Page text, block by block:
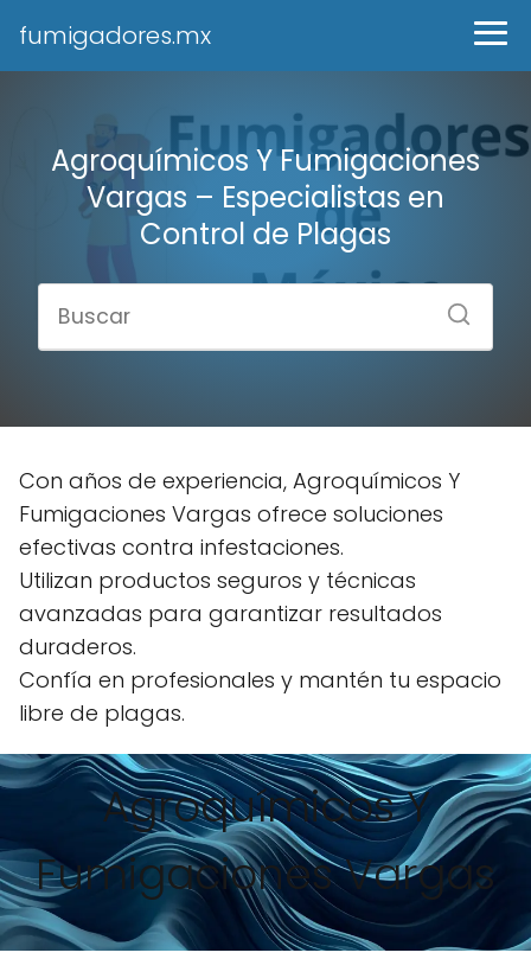
fumigadores.mx
Agroquímicos Y Fumigaciones
Vargas – Especialistas en
Control de Plagas
Con años de experiencia, Agroquímicos Y
Fumigaciones Vargas ofrece soluciones
efectivas contra infestaciones.
Utilizan productos seguros y técnicas
avanzadas para garantizar resultados
duraderos.
Confía en profesionales y mantén tu espacio
libre de plagas.
Agroquímicos Y
Fumigaciones Vargas